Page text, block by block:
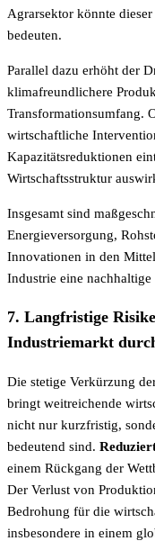
Agrarsektor könnte
bedeuten.
Parallel dazu erhöht der
klimafreundlichere
Transformationsumfang.
wirtschaftliche
Kapazitätsreduktionen
Wirtschaftsstruktur
Insgesamt sind
Energieversorgung,
Innovationen in den
Industrie eine
7. Langfristige
Industriemarkt
Die stetige Verkürzung
bringt weitreichende
nicht nur kurzfristig,
bedeutend sind.
einem Rückgang der
Der Verlust von
Bedrohung für die
insbesondere in einem